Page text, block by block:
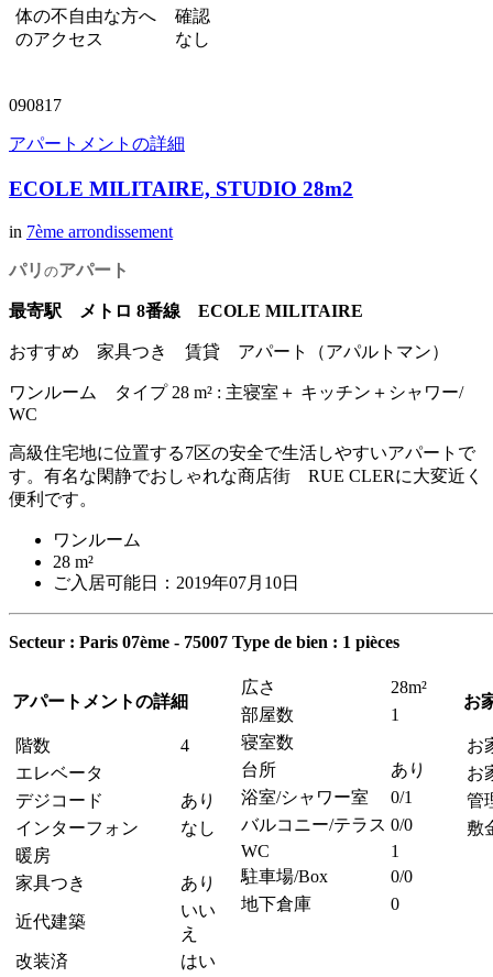
体の不自由な方へ
のアクセス
確認
なし
090817
アパートメントの詳細
ECOLE MILITAIRE, STUDIO 28m2
in 7ème arrondissement
パリ のアパート
最寄駅 メトロ 8番線 ECOLE MILITAIRE
おすすめ 家具つき 賃貸 アパート（アパルトマン）
ワンルーム タイプ 28 m² : 主寝室＋ キッチン＋シャワー/
WC
高級住宅地に位置する7区の安全で生活しやすいアパートで
す。有名な閑静でおしゃれな商店街 RUE CLERに大変近く
便利です。
ワンルーム
28 m²
ご入居可能日：2019年07月10日
Secteur : Paris 07ème - 75007 Type de bien : 1 pièces
アパートメントの詳細
階数
4
エレベータ
デジコード
あり
インターフォン
なし
暖房
家具つき
あり
近代建築
いい
え
改装済
はい
広さ
28m²
部屋数
1
寝室数
台所
あり
浴室/シャワー室
0/1
バルコニー/テラス 0/0
WC
1
駐車場/Box
0/0
地下倉庫
0
お
お
お
管
敷